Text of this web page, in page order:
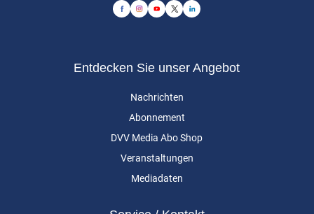
Entdecken Sie unser Angebot
Nachrichten
Abonnement
DVV Media Abo Shop
Veranstaltungen
Mediadaten